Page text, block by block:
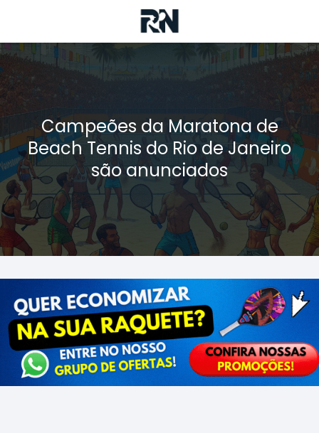
Campeões da Maratona de
Beach Tennis do Rio de Janeiro
são anunciados